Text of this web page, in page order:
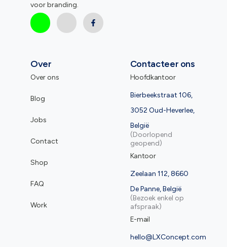
voor branding.
Over
Over ons
Blog
Jobs
Contact
Shop
FAQ
Work
Contacteer ons
Hoofdkantoor
Bierbeekstraat 106,
3052 Oud-Heverlee,
België
(Doorlopend
geopend)
Kantoor
Zeelaan 112, 8660
De Panne, België
(Bezoek enkel op
afspraak)
E-mail
hello@LXConcept.com